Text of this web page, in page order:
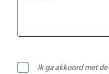
Ik ga akkoord met de